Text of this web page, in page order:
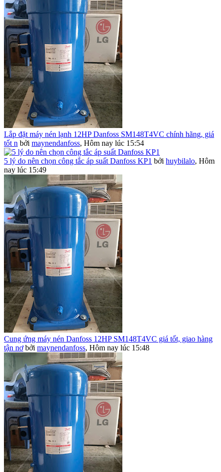
Lắp đặt máy nén lạnh 12HP Danfoss SM148T4VC chính hãng, giá
tốt n bởi maynendanfoss, Hôm nay lúc 15:54
5 lý do nên chọn công tắc áp suất Danfoss KP1 bởi huybilalo, Hôm
nay lúc 15:49
Cung ứng máy nén Danfoss 12HP SM148T4VC giá tốt, giao hàng
tận nơ bởi maynendanfoss, Hôm nay lúc 15:48